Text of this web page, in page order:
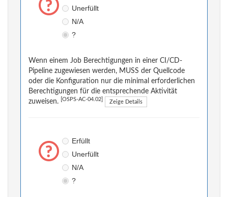
Unerfüllt
N/A
?
Wenn einem Job Berechtigungen in einer CI/CD-
Pipeline zugewiesen werden, MUSS der Quellcode
oder die Konfiguration nur die minimal erforderlichen
Berechtigungen für die entsprechende Aktivität
zuweisen.
[OSPS-AC-04.02] Zeige Details
Erfüllt
Unerfüllt
N/A
?